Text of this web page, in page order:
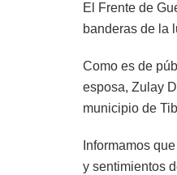
El Frente de
banderas de la
Como es de
esposa, Zulay
municipio de
Informamos
y sentimientos